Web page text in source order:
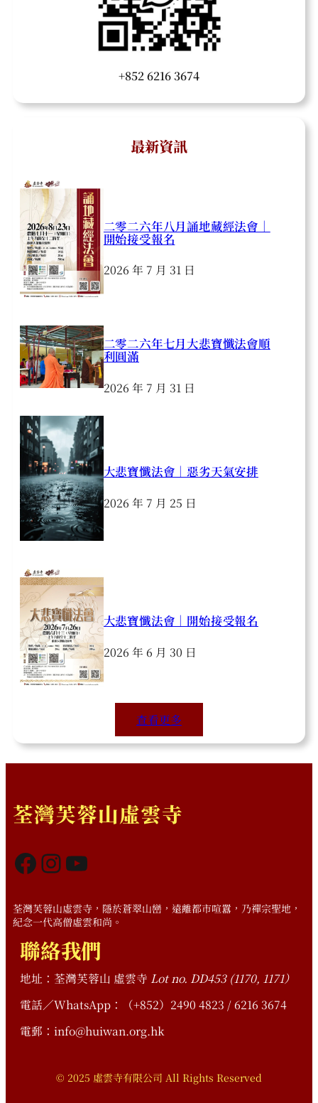
+852 6216 3674
最新資訊
二零二六年八月誦地藏經法會｜
開始接受報名
2026 年 7 月 31 日
二零二六年七月大悲寶懺法會順
利圓滿
2026 年 7 月 31 日
大悲寶懺法會｜惡劣天氣安排
2026 年 7 月 25 日
大悲寶懺法會｜開始接受報名
2026 年 6 月 30 日
查看更多
荃灣芙蓉山虛雲寺
Facebook InstagramYouTube
荃灣芙蓉山虛雲寺，隱於蒼翠山巒，遠離都市喧囂，乃禪宗聖地，
紀念一代高僧虛雲和尚。
聯絡我們
地址：荃灣芙蓉山 虛雲寺 Lot no. DD453 (1170, 1171）
電話／WhatsApp：（+852）2490 4823 / 6216 3674
電郵：info@huiwan.org.hk
© 2025 虛雲寺有限公司 All Rights Reserved